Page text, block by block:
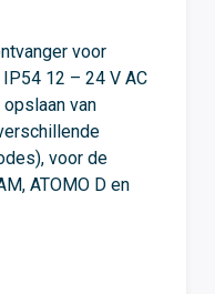
voor
12 – 24 V AC
van
voor de
ATOMO D en